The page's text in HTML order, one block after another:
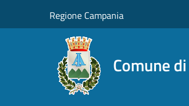
Regione Campania
Comune